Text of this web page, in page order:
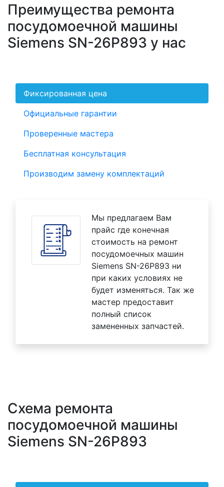
Преимущества ремонта
посудомоечной машины
Siemens SN-26P893 у нас
Фиксированная цена
Официальные гарантии
Проверенные мастера
Бесплатная консультация
Производим замену комплектаций
Мы предлагаем Вам
прайс где конечная
стоимость на ремонт
посудомоечных машин
Siemens SN-26P893 ни
при каких условиях не
будет изменяться. Так же
мастер предоставит
полный список
замененных запчастей.
Схема ремонта
посудомоечной машины
Siemens SN-26P893